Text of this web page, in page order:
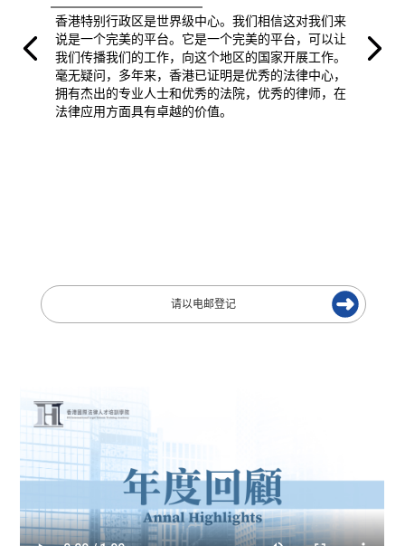
香港特别行政区是世界级中心。我们相信这对我们来
说是一个完美的平台。它是一个完美的平台，可以让
我们传播我们的工作，向这个地区的国家开展工作。
毫无疑问，多年来，香港已证明是优秀的法律中心，
拥有杰出的专业人士和优秀的法院，优秀的律师，在
法律应用方面具有卓越的价值。